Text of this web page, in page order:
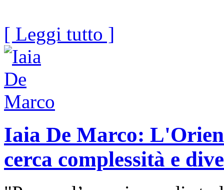
[ Leggi tutto ]
Iaia De Marco:
cerca complessità e